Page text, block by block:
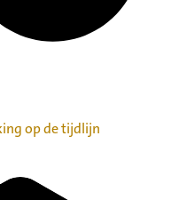
op de tijdlijn